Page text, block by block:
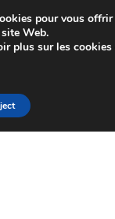
à partir
vendredi de
pour vous
Web.
plus sur les